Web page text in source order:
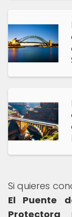
Si quieres
El Puente
Protectora